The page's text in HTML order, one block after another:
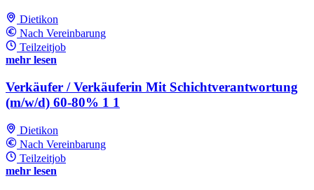
Dietikon
Nach Vereinbarung
Teilzeitjob
mehr lesen
Verkäufer / Verkäuferin Mit Schichtverantwortung
(m/w/d) 60-80% 1 1
Dietikon
Nach Vereinbarung
Teilzeitjob
mehr lesen